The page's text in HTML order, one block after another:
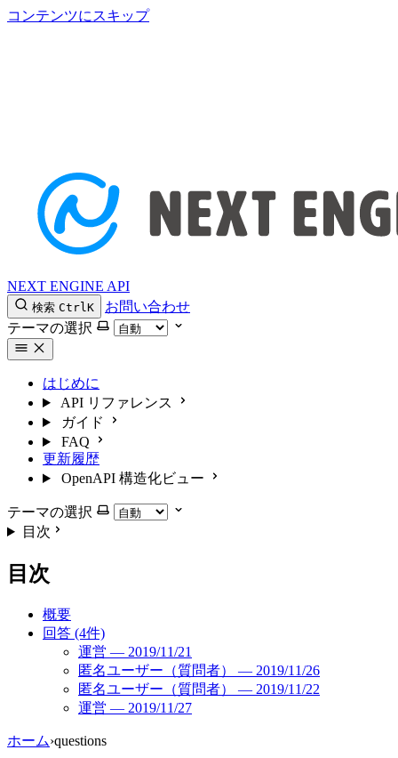
コンテンツにスキップ
NEXT ENGINE API
検索 CtrlK
お問い合わせ
テーマの選択
はじめに
API リファレンス
ガイド
FAQ
更新履歴
OpenAPI 構造化ビュー
テーマの選択
目次
目次
概要
回答 (4件)
運営 — 2019/11/21
匿名ユーザー（質問者） — 2019/11/26
匿名ユーザー（質問者） — 2019/11/22
運営 — 2019/11/27
ホーム›questions